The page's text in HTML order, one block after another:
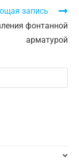
запись
фонтанной
арматурой